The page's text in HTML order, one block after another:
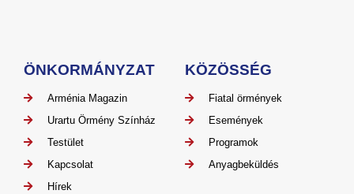
ÖNKORMÁNYZAT
Arménia Magazin
Urartu Örmény Színház
Testület
Kapcsolat
Hírek
KÖZÖSSÉG
Fiatal örmények
Események
Programok
Anyagbeküldés